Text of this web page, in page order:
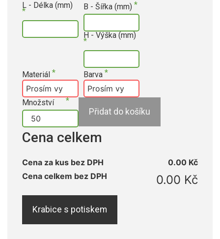
L - Délka (mm) B - Šířka (mm)
H - Výška (mm)
Materiál Barva
Množství
Cena celkem
Cena za kus bez DPH
0.00 Kč
Cena celkem bez DPH
0.00 Kč
Přidat do košíku
Krabice s potiskem